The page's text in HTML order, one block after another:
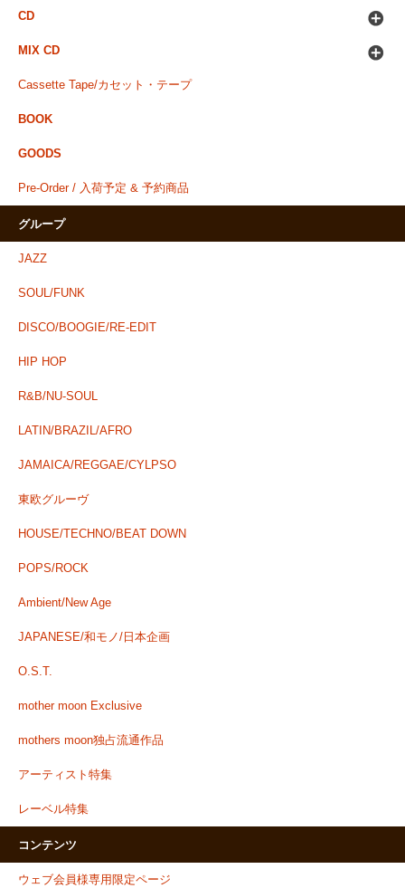
CD
MIX CD
Cassette Tape/カセット・テープ
BOOK
GOODS
Pre-Order / 入荷予定 & 予約商品
グループ
JAZZ
SOUL/FUNK
DISCO/BOOGIE/RE-EDIT
HIP HOP
R&B/NU-SOUL
LATIN/BRAZIL/AFRO
JAMAICA/REGGAE/CYLPSO
東欧グルーヴ
HOUSE/TECHNO/BEAT DOWN
POPS/ROCK
Ambient/New Age
JAPANESE/和モノ/日本企画
O.S.T.
mother moon Exclusive
mothers moon独占流通作品
アーティスト特集
レーベル特集
コンテンツ
ウェブ会員様専用限定ページ